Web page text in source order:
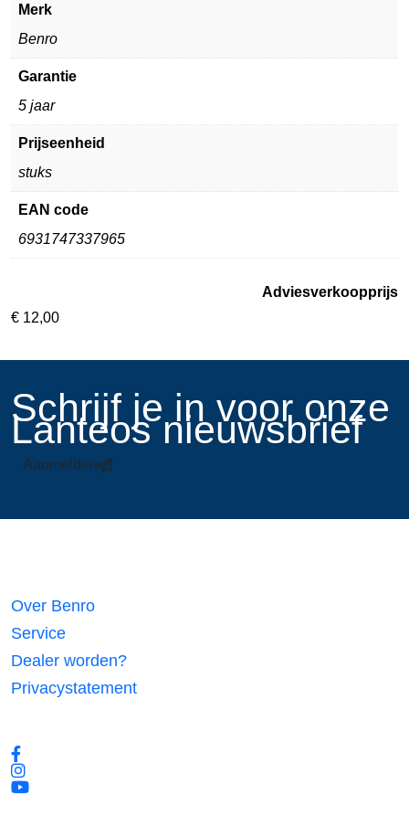
Merk
Benro
Garantie
5 jaar
Prijseenheid
stuks
EAN code
6931747337965
Adviesverkoopprijs
€ 12,00
​Schrijf je in voor onze
Lanteos nieuwsbrief
Aanmelden
Over Benro
Service
Dealer worden?
Privacystatement